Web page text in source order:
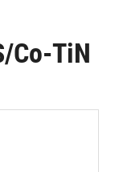
correo
a
Listas
Co-TiN